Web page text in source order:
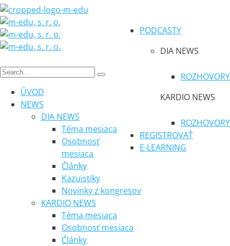
PODCASTY
DIA NEWS
ROZHOVORY
KARDIO NEWS
ROZHOVORY
REGISTROVAŤ
E-LEARNING
ÚVOD
NEWS
DIA NEWS
Téma mesiaca
Osobnosť
mesiaca
Články
Kazuistiky
Novinky z kongresov
KARDIO NEWS
Téma mesiaca
Osobnosť mesiaca
Články